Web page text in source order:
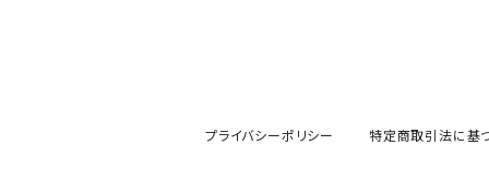
プライバシーポリシー 特定商取引法に基